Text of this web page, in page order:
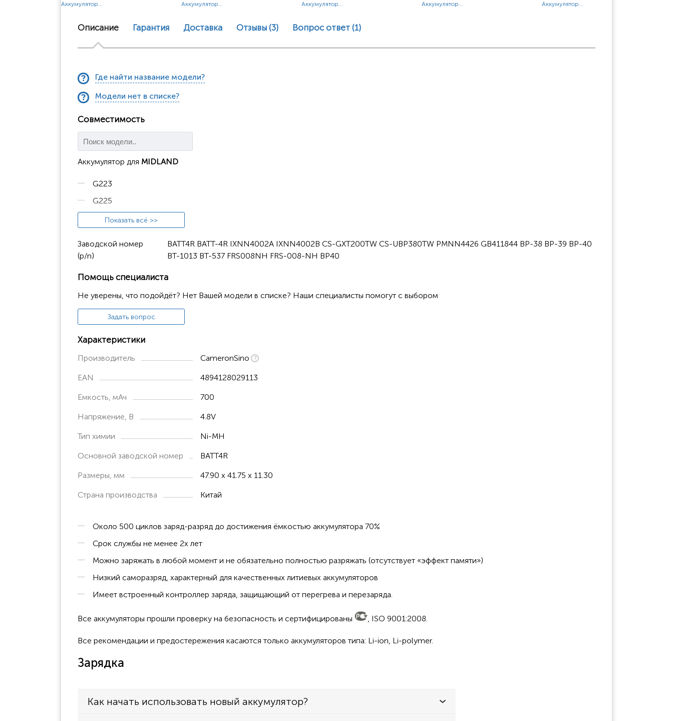
Аккумулятор... Аккумулятор... Аккумулятор... Аккумулятор... Аккумулятор...
Описание Гарантия Доставка Отзывы (3) Вопрос ответ (1)
Где найти название модели?
Модели нет в списке?
Совместимость
Аккумулятор для MIDLAND
G223
G225
G226
G300
GXT250
Binatone Terrain 550
MOTOROLA
TLKR-T6
TLKR-T3
TLKR-T7
TLKR-T8
TLKR-T80
TLKR T61
TLKR T40
TLKR T41
UNIDEN
GMR1038-2
Показать всё >>
Заводской номер
(p/n)
BATT4R BATT-4R IXNN4002A IXNN4002B CS-GXT200TW CS-UBP380TW PMNN4426 GB411844 BP-38 BP-39 BP-40
BT-1013 BT-537 FRS008NH FRS-008-NH BP40
Помощь специалиста
Не уверены, что подойдёт? Нет Вашей модели в списке? Наши специалисты помогут с выбором
Задать вопрос
Характеристики
Производитель CameronSino
EAN 4894128029113
Емкость, мАч 700
Напряжение, В 4.8V
Тип химии Ni-MH
Основной заводской номер BATT4R
Размеры, мм 47.90 x 41.75 x 11.30
Страна производства Китай
Около 500 циклов заряд-разряд до достижения ёмкостью аккумулятора 70%
Срок службы не менее 2х лет
Можно заряжать в любой момент и не обязательно полностью разряжать (отсутствует «эффект памяти»)
Низкий саморазряд, характерный для качественных литиевых аккумуляторов
Имеет встроенный контроллер заряда, защищающий от перегрева и перезаряда.
Все аккумуляторы прошли проверку на безопасность и сертифицированы , ISO 9001:2008.
Все рекомендации и предостережения касаются только аккумуляторов типа: Li-ion, Li-polymer.
Зарядка
Как начать использовать новый аккумулятор?